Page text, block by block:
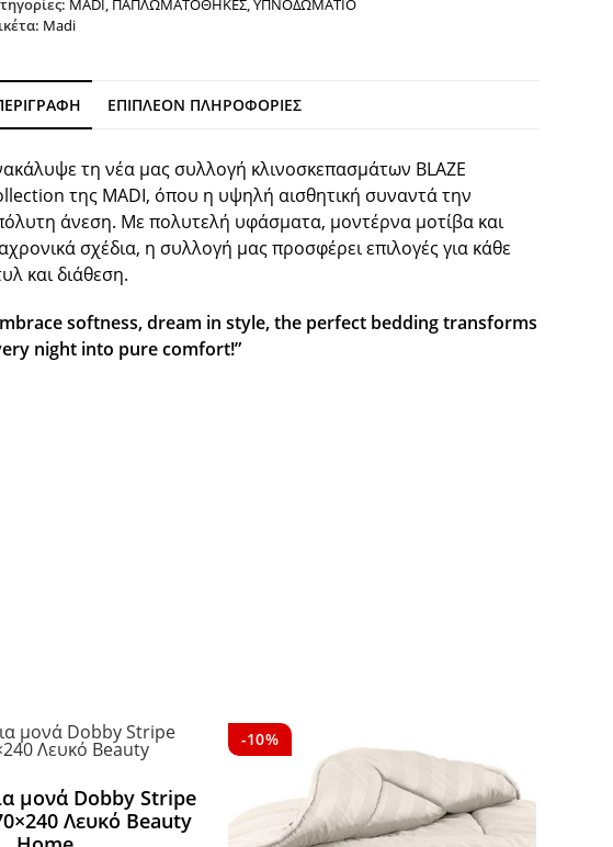
MADI, ΠΑΠΛΩΜΑΤΟΘΗΚΕΣ,ΥΠΝΟΔΩΜΑΤΙΟ
Madi
ΕΠΙΠΛΈΟΝ ΠΛΗΡΟΦΟΡΊΕΣ
τη νέα μας συλλογή κλινοσκεπασμάτων BLAZE
της MADI, όπου η υψηλή αισθητική συναντά την
άνεση. Με πολυτελή υφάσματα, μοντέρνα μοτίβα και
σχέδια, η συλλογή μας προσφέρει επιλογές για κάθε
και διάθεση.
softness, dream in style, the perfect bedding transforms
night into pure comfort!”
μονά Dobby Stripe
Λευκό Beauty
-10%